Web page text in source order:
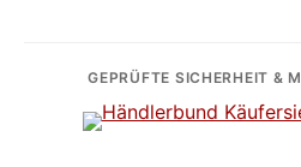
GEPRÜFTE SICHERHEIT &